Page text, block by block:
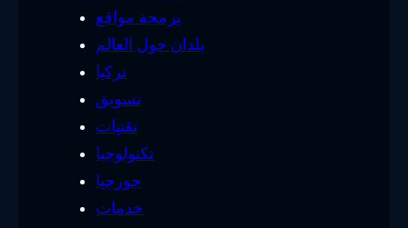
برمجة مواقع
بلدان حول العالم
تركيا
تسويق
تقنيات
تكنولوجيا
جورجيا
خدمات